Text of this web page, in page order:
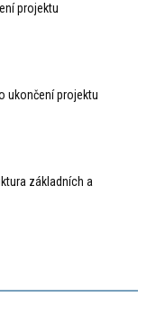
projektu
ukončení projektu
základních a